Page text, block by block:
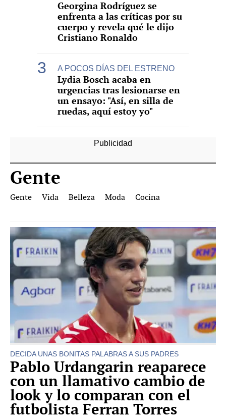
Georgina Rodríguez se
enfrenta a las críticas por su
cuerpo y revela qué le dijo
Cristiano Ronaldo
A POCOS DÍAS DEL ESTRENO
Lydia Bosch acaba en
urgencias tras lesionarse en
un ensayo: "Así, en silla de
ruedas, aquí estoy yo"
Gente
Gente Vida Belleza Moda Cocina
DECIDA UNAS BONITAS PALABRAS A SUS PADRES
Pablo Urdangarin reaparece
con un llamativo cambio de
look y lo comparan con el
futbolista Ferran Torres